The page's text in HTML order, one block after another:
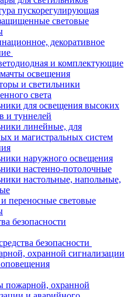
пускорегулирующая
световые
декоративное
и комплектующие
освещения
и светильники
света
для освещения высоких
и туннелей
линейные, для
и магистральных систем
наружного освещения
настенно-потолочные
настольные, напольные,
переносные световые
безопасности
безопасности
охранной сигнализации
пожарной, охранной